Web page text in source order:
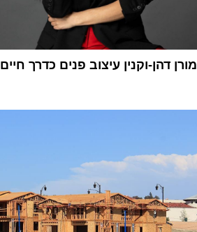
מורן דהן-וקנין עיצוב פנים כדרך חיים